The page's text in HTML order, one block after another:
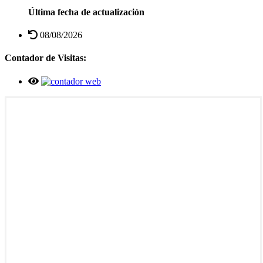
Última fecha de actualización
08/08/2026
Contador de Visitas: